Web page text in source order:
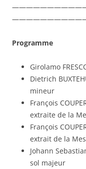
Programme
Girolamo
Dietrich
mineur
François
extraite de la
François
extrait de la
Johann
sol majeur